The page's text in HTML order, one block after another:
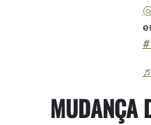
MUDANÇA